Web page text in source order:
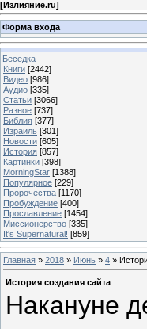
[Излияние.ru]
Форма входа
Беседка
Книги [2442]
Видео [986]
Аудио [335]
Статьи [3066]
Разное [737]
Библия [377]
Израиль [301]
Новости [605]
История [857]
Картинки [398]
MorningStar [1388]
Популярное [229]
Пророчества [1170]
Пробуждение [400]
Прославление [1454]
Миссионерство [335]
It's Supernatural! [859]
Главная » 2018 » Июнь » 4 »
История создания сайта
Накануне